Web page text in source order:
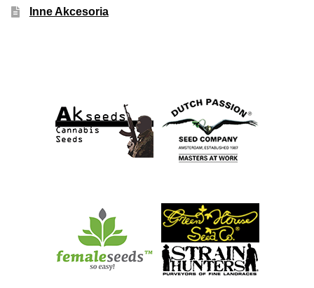
Inne Akcesoria